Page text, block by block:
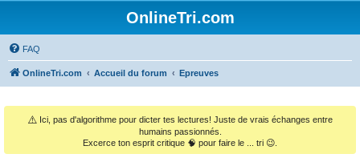
OnlineTri.com
FAQ
OnlineTri.com Accueil du forum Epreuves
⚠️ Ici, pas d'algorithme pour dicter tes lectures! Juste de vrais échanges entre
humains passionnés.
Excerce ton esprit critique 🧠 pour faire le ... tri 😉.